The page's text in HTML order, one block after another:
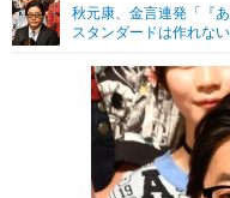
ショッピング
秋元康、金言連発「『
スタンダードは作れない